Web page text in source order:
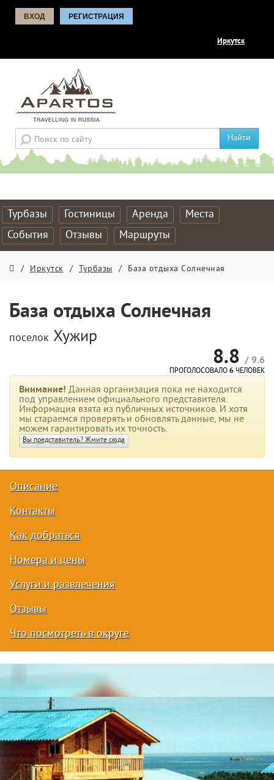
ВХОД РЕГИСТРАЦИЯ
Иркутск
Найти
Турбазы Гостиницы Аренда
Места
События
Отзывы Маршруты
/ Иркутск / Турбазы / База отдыха Солнечная
База отдыха Солнечная
поселок Хужир
8.8 / 9.6
ПРОГОЛОСОВАЛО 6 ЧЕЛОВЕК
Внимание! Данная организация пока не находится
под управлением официального представителя.
Информация взята из публичных источников. И хотя
мы стараемся проверять и обновлять данные, мы не
можем гарантировать их точность.
Вы представитель? Жмите сюда
Описание
Контакты
Как добраться
Номера и цены
Услуги и развлечения
Отзывы
Что посмотреть в округе